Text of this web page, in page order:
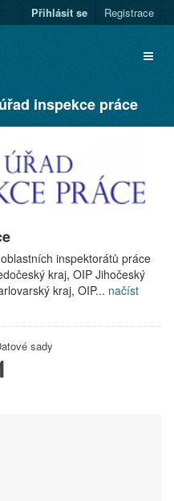
Přihlásit se Registrace
inspekce práce
inspektorátů práce
kraj, OIP Jihočeský
kraj, OIP... načíst
sady